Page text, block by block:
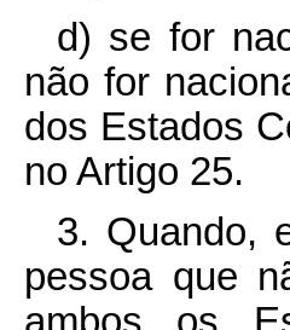
d) se for
não for
dos Estados
no Artigo 25.
3. Quando,
pessoa que